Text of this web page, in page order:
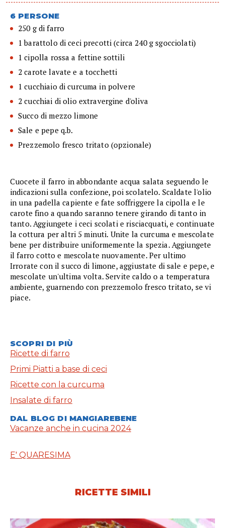
6 PERSONE
250 g di farro
1 barattolo di ceci precotti (circa 240 g sgocciolati)
1 cipolla rossa a fettine sottili
2 carote lavate e a tocchetti
1 cucchiaio di curcuma in polvere
2 cucchiai di olio extravergine d'oliva
Succo di mezzo limone
Sale e pepe q.b.
Prezzemolo fresco tritato (opzionale)
Cuocete il farro in abbondante acqua salata seguendo le
indicazioni sulla confezione, poi scolatelo. Scaldate l'olio
in una padella capiente e fate soffriggere la cipolla e le
carote fino a quando saranno tenere girando di tanto in
tanto. Aggiungete i ceci scolati e risciacquati, e continuate
la cottura per altri 5 minuti. Unite la curcuma e mescolate
bene per distribuire uniformemente la spezia. Aggiungete
il farro cotto e mescolate nuovamente. Per ultimo
Irrorate con il succo di limone, aggiustate di sale e pepe, e
mescolate un'ultima volta. Servite caldo o a temperatura
ambiente, guarnendo con prezzemolo fresco tritato, se vi
piace.
SCOPRI DI PIÙ
Ricette di farro
Primi Piatti a base di ceci
Ricette con la curcuma
Insalate di farro
DAL BLOG DI MANGIAREBENE
Vacanze anche in cucina 2024
E' QUARESIMA
RICETTE SIMILI